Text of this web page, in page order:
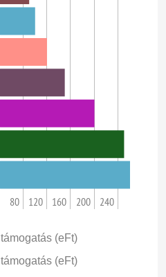
80 120 160 200 240
(eFt)
(eFt)